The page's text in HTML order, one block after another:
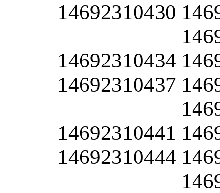
14692310430
14692310434
14692310437
14692310441
14692310444